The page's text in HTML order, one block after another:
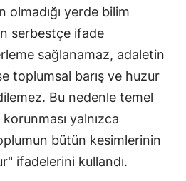
olmadığı yerde bilim
serbestçe ifade
sağlanamaz, adaletin
toplumsal barış ve huzur
Bu nedenle temel
yalnızca
bütün kesimlerinin
ifadelerini kullandı.